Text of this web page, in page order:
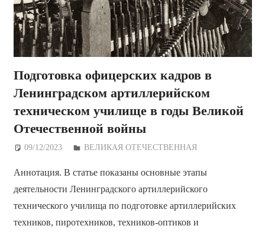
Подготовка офицерских кадров в
Ленинградском артиллерийском
техническом училище в годы Великой
Отечественной войны
09/12/2023 Дежурный по Редакции
ВЕЛИКАЯ ОТЕЧЕСТВЕННАЯ
Аннотация. В статье показаны основные этапы
деятельности Ленинградского артиллерийского
технического училища по подготовке артиллерийских
техников, пиротехников, техников-оптиков и